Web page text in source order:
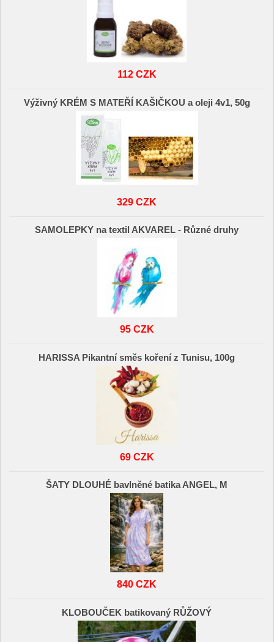
112 CZK
Výživný KRÉM S MATEŘÍ KAŠIČKOU a oleji 4v1, 50g
329 CZK
SAMOLEPKY na textil AKVAREL - Různé druhy
95 CZK
HARISSA Pikantní směs koření z Tunisu, 100g
69 CZK
ŠATY DLOUHÉ bavlněné batika ANGEL, M
840 CZK
KLOBOUČEK batikovaný RŮŽOVÝ